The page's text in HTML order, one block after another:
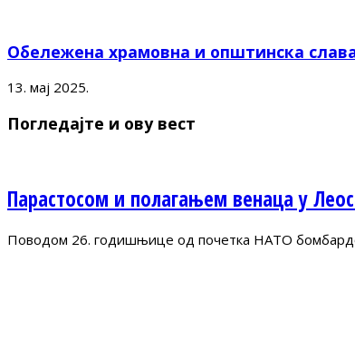
Обележена храмовна и општинска
13. мај 2025.
Погледајте и ову вест
Парастосом и полагањем венаца у
Поводом 26. годишњице од почетка НАТО